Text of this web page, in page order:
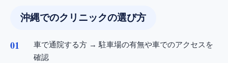
沖縄でのクリニックの選び方
車で通院する方 → 駐車場の有無や車でのアクセスを
確認